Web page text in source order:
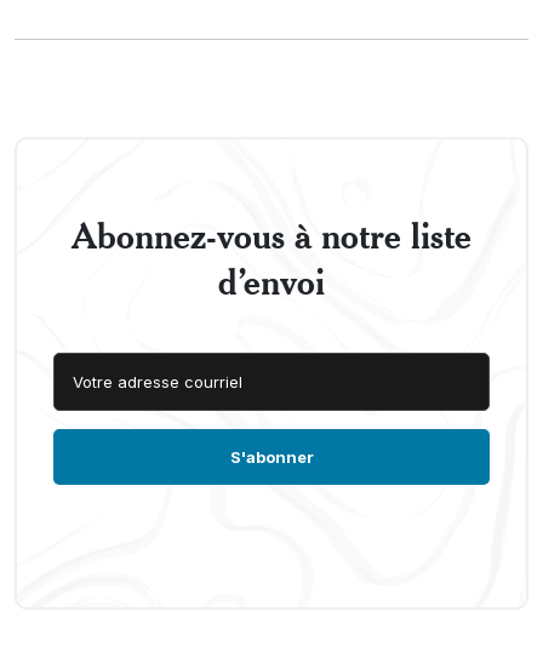
Abonnez-vous à notre liste
d’envoi